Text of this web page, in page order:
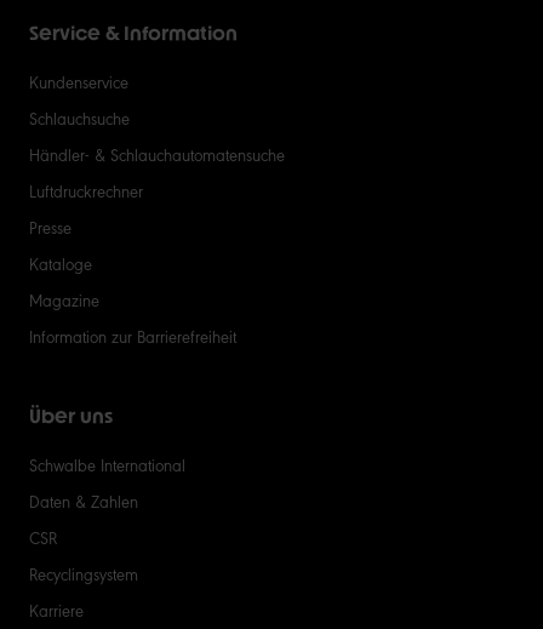
Service & Information
Kundenservice
Schlauchsuche
Händler- & Schlauchautomatensuche
Luftdruckrechner
Presse
Kataloge
Magazine
Information zur Barrierefreiheit
Über uns
Schwalbe International
Daten & Zahlen
CSR
Recyclingsystem
Karriere